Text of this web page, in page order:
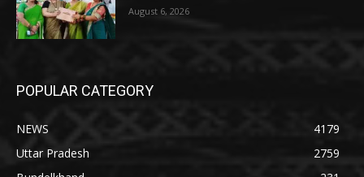
August 6, 2026
POPULAR CATEGORY
NEWS
4179
Uttar Pradesh
2759